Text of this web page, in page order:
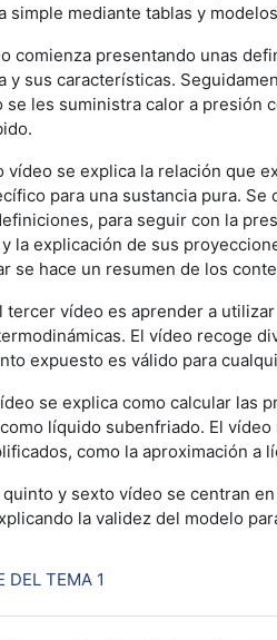
simple mediante tablas y
comienza presentando unas
y sus características.
se les suministra calor a presión
vídeo se explica la relación que
para una sustancia pura.
para seguir con la
la explicación de sus
se hace un resumen de los
tercer vídeo es aprender a
El vídeo recoge
expuesto es válido para
se explica como calcular las
líquido subenfriado. El
como la aproximación a
y sexto vídeo se centran
la validez del modelo
DEL TEMA 1